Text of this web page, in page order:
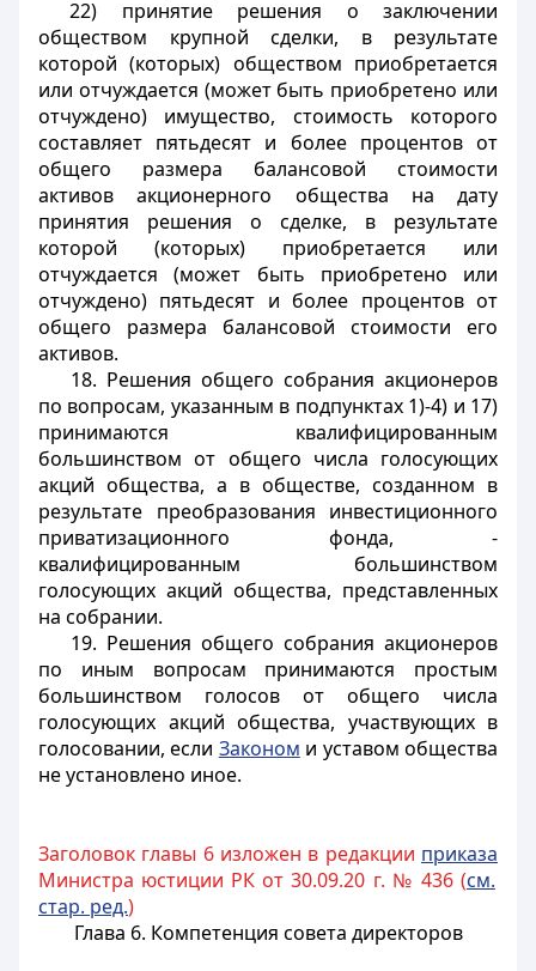
22) принятие решения о заключении
обществом крупной сделки, в результате
которой (которых) обществом приобретается
или отчуждается (может быть приобретено или
отчуждено) имущество, стоимость которого
составляет пятьдесят и более процентов от
общего размера балансовой стоимости
активов акционерного общества на дату
принятия решения о сделке, в результате
которой (которых) приобретается или
отчуждается (может быть приобретено или
отчуждено) пятьдесят и более процентов от
общего размера балансовой стоимости его
активов.
18. Решения общего собрания акционеров
по вопросам, указанным в подпунктах 1)-4) и 17)
принимаются квалифицированным
большинством от общего числа голосующих
акций общества, а в обществе, созданном в
результате преобразования инвестиционного
приватизационного фонда, -
квалифицированным большинством
голосующих акций общества, представленных
на собрании.
19. Решения общего собрания акционеров
по иным вопросам принимаются простым
большинством голосов от общего числа
голосующих акций общества, участвующих в
голосовании, если Законом и уставом общества
не установлено иное.
Заголовок главы 6 изложен в редакции приказа
Министра юстиции РК от 30.09.20 г. № 436 (см.
стар. ред.)
Глава 6. Компетенция совета директоров